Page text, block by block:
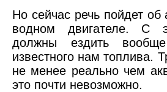
Но сейчас речь пойдет
водном двигателе. С
должны ездить
известного нам топлива.
не менее реально чем
это почти невозможно.